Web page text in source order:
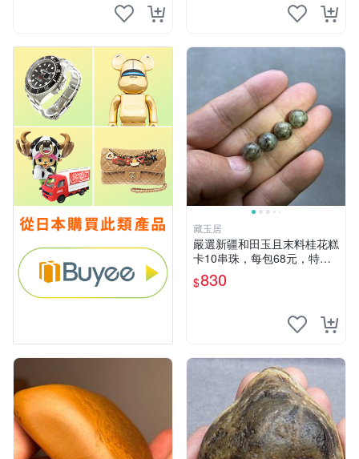
藏玉居
嚴選新疆和田玉且末料桂花糕
卡10串珠，每包68元，特色
獨特花色適合收藏。 桂花糕
卡 10 卡 玉石珠
$830